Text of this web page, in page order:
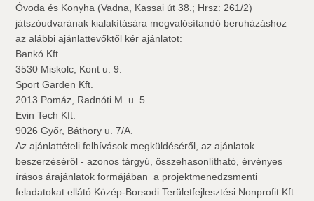
Óvoda és Konyha (Vadna, Kassai út 38.; Hrsz: 261/2)
játszóudvarának kialakítására megvalósítandó beruházáshoz
az alábbi ajánlattevőktől kér ajánlatot:
Bankó Kft.
3530 Miskolc, Kont u. 9.
Sport Garden Kft.
2013 Pomáz, Radnóti M. u. 5.
Evin Tech Kft.
9026 Győr, Báthory u. 7/A.
Az ajánlattételi felhívások megküldéséről, az ajánlatok
beszerzéséről - azonos tárgyú, összehasonlítható, érvényes
írásos árajánlatok formájában  a projektmenedzsmenti
feladatokat ellátó Közép-Borsodi Területfejlesztési Nonprofit Kft